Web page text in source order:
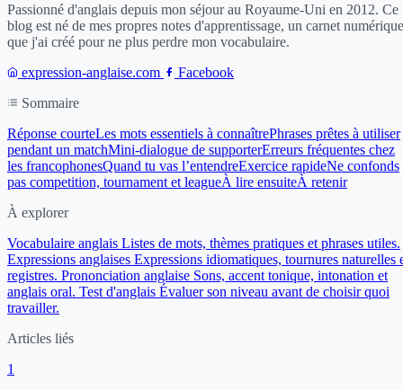
Passionné d'anglais depuis mon séjour au Royaume-Uni en 2012. Ce
blog est né de mes propres notes d'apprentissage, un carnet numérique
que j'ai créé pour ne plus perdre mon vocabulaire.
expression-anglaise.com
Facebook
Sommaire
Réponse courteLes mots essentiels à connaîtrePhrases prêtes à utiliser
pendant un matchMini-dialogue de supporterErreurs fréquentes chez
les francophonesQuand tu vas l’entendreExercice rapideNe confonds
pas competition, tournament et leagueÀ lire ensuiteÀ retenir
À explorer
Vocabulaire anglais Listes de mots, thèmes pratiques et phrases utiles.
Expressions anglaises Expressions idiomatiques, tournures naturelles
registres. Prononciation anglaise Sons, accent tonique, intonation et
anglais oral. Test d'anglais Évaluer son niveau avant de choisir quoi
travailler.
Articles liés
1